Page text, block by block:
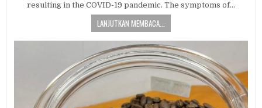
resulting in the COVID-19 pandemic. The symptoms of…
LANJUTKAN MEMBACA...